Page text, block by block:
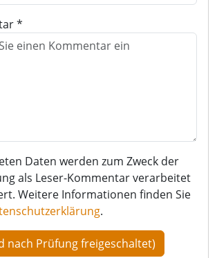
*
Daten werden zum Zweck der
als Leser-Kommentar verarbeitet
Weitere Informationen finden Sie
.